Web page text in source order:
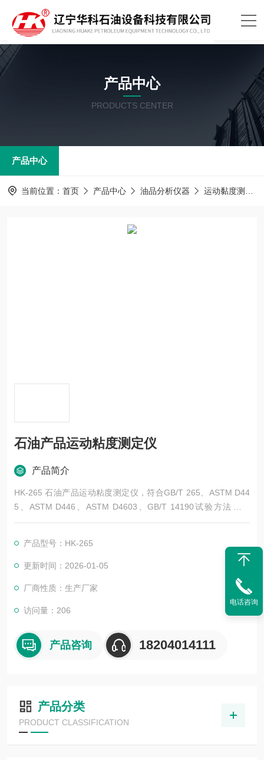
产品中心
PRODUCTS CENTER
产品中心
当前位置： 首页 产品中心 油品分析仪器 运动黏度测定器
石油产品运动粘度测定仪
产品简介
HK-265 石油产品运动粘度测定仪，符合GB/T 265、ASTM D44
5、ASTM D446、ASTM D4603、GB/T 14190试验方法的要
求，应选项配不同型号毛细管黏度计，适用于测定液体石油产品
产品型号：HK-265
更新时间：2026-01-05
厂商性质：生产厂家
访问量：206
产品咨询 18204014111
产品分类
PRODUCT CLASSIFICATION
电话咨询